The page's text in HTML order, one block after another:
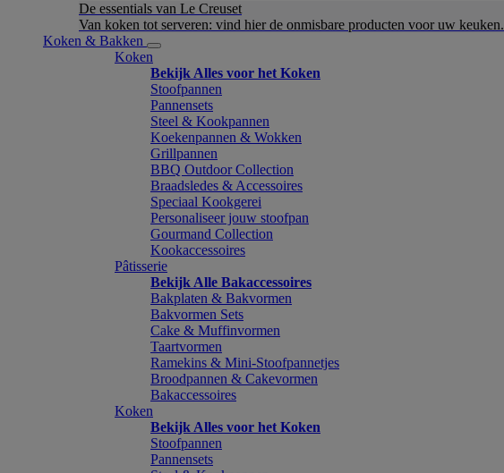
De essentials van Le Creuset
Van koken tot serveren: vind hier de onmisbare producten voor uw keuken.
Koken & Bakken
Koken
Bekijk Alles voor het Koken
Stoofpannen
Pannensets
Steel & Kookpannen
Koekenpannen & Wokken
Grillpannen
BBQ Outdoor Collection
Braadsledes & Accessoires
Speciaal Kookgerei
Personaliseer jouw stoofpan
Gourmand Collection
Kookaccessoires
Pâtisserie
Bekijk Alle Bakaccessoires
Bakplaten & Bakvormen
Bakvormen Sets
Cake & Muffinvormen
Taartvormen
Ramekins & Mini-Stoofpannetjes
Broodpannen & Cakevormen
Bakaccessoires
Koken
Bekijk Alles voor het Koken
Stoofpannen
Pannensets